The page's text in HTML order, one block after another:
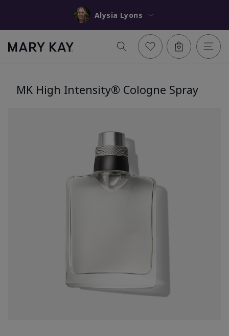
Alysia Lyons
MK High Intensity® Cologne Spray